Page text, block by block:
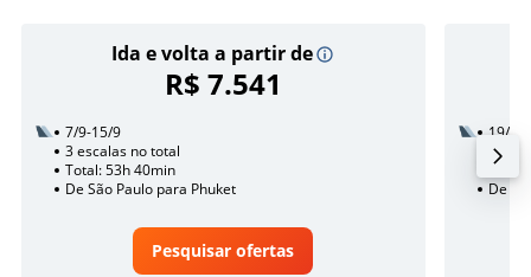
Ida e volta a partir de
R$ 7.541
7/9-15/9
3 escalas no total
Total: 53h 40min
De São Paulo para Phuket
Pesquisar ofertas
19/10
3
De